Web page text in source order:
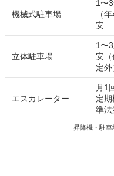
機械式駐車場
1〜
（
安
立体駐車場
1〜
安
定外
エスカレーター
月1
定
準法
昇降機・駐